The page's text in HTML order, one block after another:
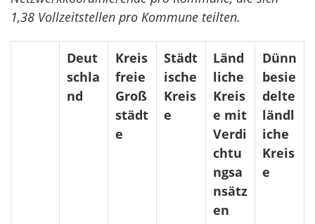
1,38 Vollzeitstellen pro Kommune teilten.
Deut
schla
nd
Kreis
freie
Groß
städt
e
Städt
ische
Kreis
e
Länd
liche
Kreis
e mit
Verdi
chtu
ngsa
nsätz
en
Dünn
besie
delte
ländl
iche
Kreis
e